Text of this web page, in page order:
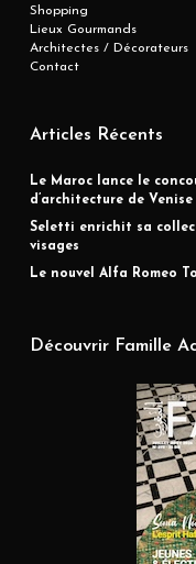
Shopping
Lieux Gourmands
Architectes / Décorateurs
Contact
Articles Récents
Le Maroc lance le
d’architecture de Venise
Seletti enrichit sa
visages
Le nouvel Alfa Romeo
Découvrir Famille